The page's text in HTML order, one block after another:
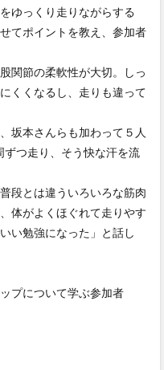
ゆっくり走りながらする
てポイントを教え、参加者
関節の柔軟性が大切。しっ
くくなるし、走りも違って
坂本さんらも加わって５人
ずつ走り、そう快な汗を流
段とは違ういろいろな筋肉
体がよくほぐれて走りやす
い勉強になった」と話し
プについて学ぶ参加者